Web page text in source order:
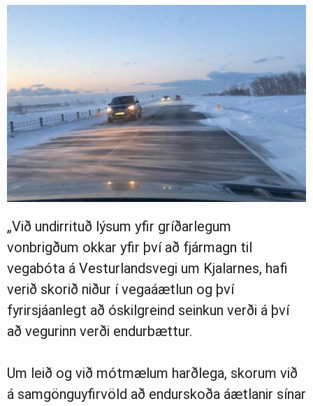
„Við undirrituð lýsum yfir gríðarlegum
vonbrigðum okkar yfir því að fjármagn til
vegabóta á Vesturlandsvegi um Kjalarnes, hafi
verið skorið niður í vegaáætlun og því
fyrirsjáanlegt að óskilgreind seinkun verði á því
að vegurinn verði endurbættur.
Um leið og við mótmælum harðlega, skorum við
á samgönguyfirvöld að endurskoða áætlanir sínar